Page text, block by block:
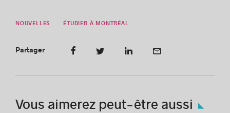
NOUVELLES ÉTUDIER À MONTRÉAL
Partager
Vous aimerez peut-être aussi